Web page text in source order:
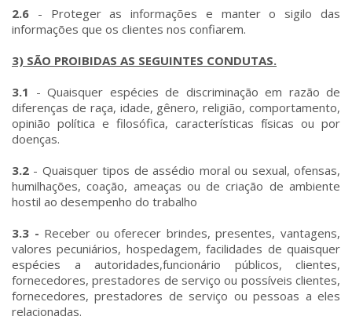
2.6 - Proteger as informações e manter o sigilo das
informações que os clientes nos confiarem.
3) SÃO PROIBIDAS AS SEGUINTES CONDUTAS.
3.1 - Quaisquer espécies de discriminação em razão de
diferenças de raça, idade, gênero, religião, comportamento,
opinião política e filosófica, características físicas ou por
doenças.
3.2 - Quaisquer tipos de assédio moral ou sexual, ofensas,
humilhações, coação, ameaças ou de criação de ambiente
hostil ao desempenho do trabalho
3.3 - Receber ou oferecer brindes, presentes, vantagens,
valores pecuniários, hospedagem, facilidades de quaisquer
espécies a autoridades,funcionário públicos, clientes,
fornecedores, prestadores de serviço ou possíveis clientes,
fornecedores, prestadores de serviço ou pessoas a eles
relacionadas.